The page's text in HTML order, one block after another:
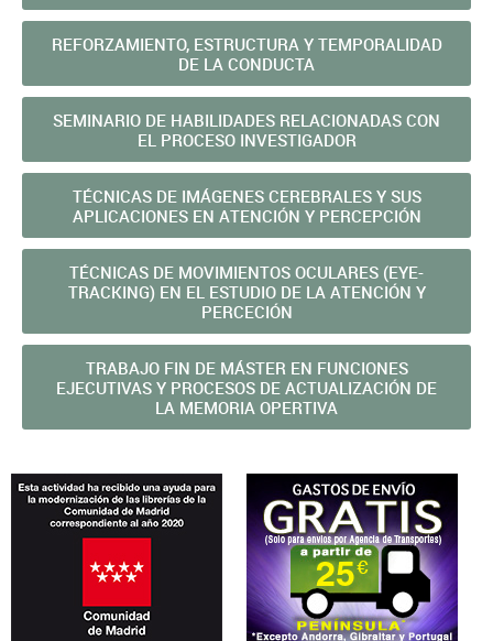
REFORZAMIENTO, ESTRUCTURA Y TEMPORALIDAD
DE LA CONDUCTA
SEMINARIO DE HABILIDADES RELACIONADAS CON
EL PROCESO INVESTIGADOR
TÉCNICAS DE IMÁGENES CEREBRALES Y SUS
APLICACIONES EN ATENCIÓN Y PERCEPCIÓN
TÉCNICAS DE MOVIMIENTOS OCULARES (EYE-
TRACKING) EN EL ESTUDIO DE LA ATENCIÓN Y
PERCECIÓN
TRABAJO FIN DE MÁSTER EN FUNCIONES
EJECUTIVAS Y PROCESOS DE ACTUALIZACIÓN DE
LA MEMORIA OPERTIVA